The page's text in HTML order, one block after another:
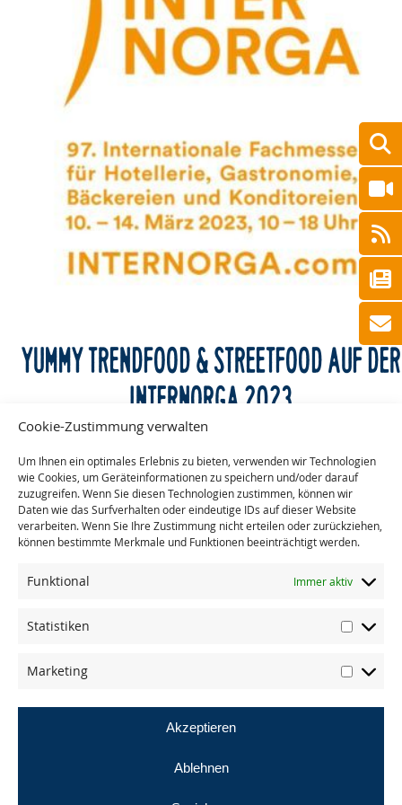
Cookie-Zustimmung verwalten
Um Ihnen ein optimales Erlebnis zu bieten, verwenden wir Technologien
wie Cookies, um Geräteinformationen zu speichern und/oder darauf
zuzugreifen. Wenn Sie diesen Technologien zustimmen, können wir
Daten wie das Surfverhalten oder eindeutige IDs auf dieser Website
verarbeiten. Wenn Sie Ihre Zustimmung nicht erteilen oder zurückziehen,
können bestimmte Merkmale und Funktionen beeinträchtigt werden.
Funktional Immer aktiv
Statistiken
Marketing
Akzeptieren
Ablehnen
YUMMY TRENDFOOD & STREETFOOD AUF DER
INTERNORGA 2023
10.-14. März 2023, Hamburg
voraussichtlich Halle A4 / Stand 314 (masande / YUMMY
trendfood & streetfood)
Wir freuen uns auf euren Besuch!
© masande gmbh